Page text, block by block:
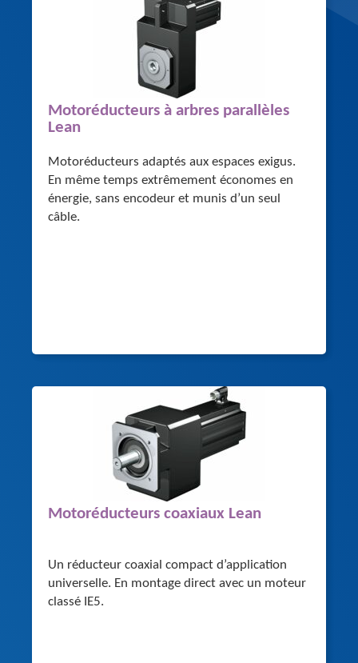
Motoréducteurs à arbres parallèles
Lean
Motoréducteurs adaptés aux espaces exigus.
En même temps extrêmement économes en
énergie, sans encodeur et munis d’un seul
câble.
Motoréducteurs coaxiaux Lean
Un réducteur coaxial compact d’application
universelle. En montage direct avec un moteur
classé IE5.